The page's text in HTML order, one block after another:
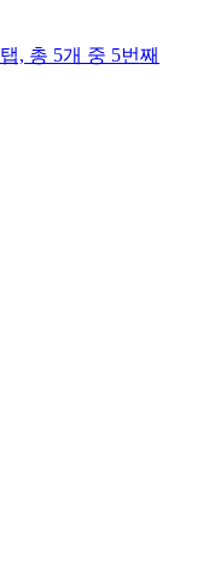
탭, 총 5개 중 5번째